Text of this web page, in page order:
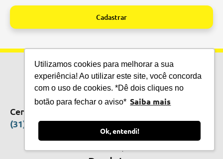
Utilizamos cookies para melhorar a sua
experiência! Ao utilizar este site, você concorda
com o uso de cookies. *Dê dois cliques no
botão para fechar o aviso* Saiba mais
Ok, entendi!
Cadastrar
TECNOLOGIA QUE
SALVA VIDAS
Central de Vendas
(31) 3615-6402
CMOS DRAKE S/A